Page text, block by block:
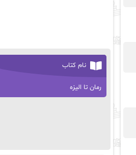
نام کتاب
رمان تا الیزه